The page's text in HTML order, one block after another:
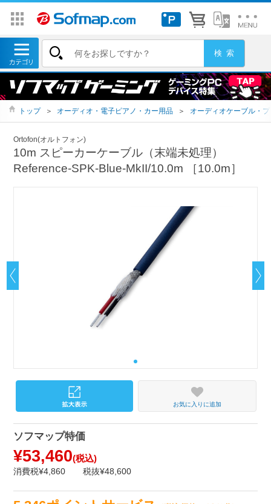
トップ ＞ オーディオ・電子ピアノ・カー用品 ＞ オーディオケーブル・
Ortofon(オルトフォン)
10m スピーカーケーブル（末端未処理）
Reference-SPK-Blue-MkII/10.0m ［10.0m］
お気に入りに追加
ソフマップ特価
¥53,460(税込)
消費税¥4,860 税抜¥48,600